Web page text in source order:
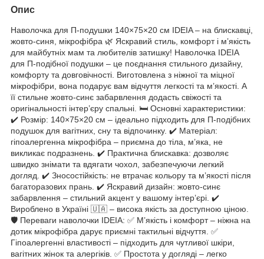
Опис
Наволочка для П-подушки 140×75×20 см IDEIA – на блискавці,
жовто-синя, мікрофібра 🌿 Яскравий стиль, комфорт і м’якість
для майбутніх мам та любителів затишку! Наволочка IDEIA
для П-подібної подушки – це поєднання стильного дизайну,
комфорту та довговічності. Виготовлена з ніжної та міцної
мікрофібри, вона подарує вам відчуття легкості та м’якості. А
її стильне жовто-синє забарвлення додасть свіжості та
оригінальності інтер’єру спальні. 🛏 Основні характеристики:
✔ Розмір: 140×75×20 см – ідеально підходить для П-подібних
подушок для вагітних, сну та відпочинку. ✔ Матеріал:
гіпоалергенна мікрофібра – приємна до тіла, м’яка, не
викликає подразнень. ✔ Практична блискавка: дозволяє
швидко знімати та вдягати чохол, забезпечуючи легкий
догляд. ✔ Зносостійкість: не втрачає кольору та м’якості після
багаторазових прань. ✔ Яскравий дизайн: жовто-синє
забарвлення – стильний акцент у вашому інтер’єрі. ✔
Вироблено в Україні 🇺🇦 – висока якість за доступною ціною.
🛡 Переваги наволочки IDEIA: ✅ М’якість і комфорт – ніжна на
дотик мікрофібра дарує приємні тактильні відчуття. ✅
Гіпоалергенні властивості – підходить для чутливої шкіри,
вагітних жінок та алергіків. ✅ Простота у догляді – легко